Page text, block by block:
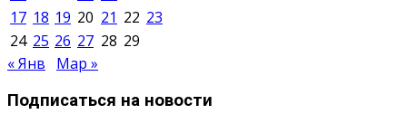
17 18 19 20 21 22 23
24 25 26 27 28 29
« Янв
Мар »
Подписаться на новости